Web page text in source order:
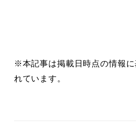
※本記事は掲載日時点の情報に
れています。